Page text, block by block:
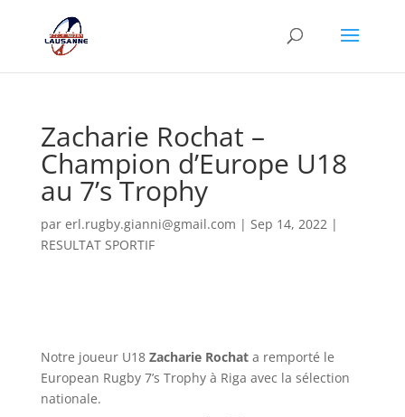
Zacharie Rochat –
Champion d’Europe U18
au 7’s Trophy
par erl.rugby.gianni@gmail.com | Sep 14, 2022|
RESULTAT SPORTIF
Notre joueur U18 Zacharie Rochata remporté le
European Rugby 7’s Trophy à Riga avec la sélection
nationale.